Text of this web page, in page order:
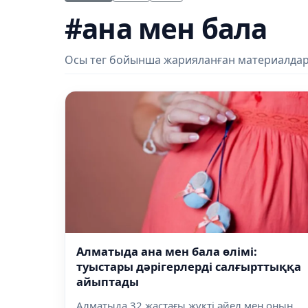
#ана мен бала
Осы тег бойынша жарияланған
Алматыда ана мен бала өлімі:
туыстары дәрігерлерді салғырттыққа
айыптады